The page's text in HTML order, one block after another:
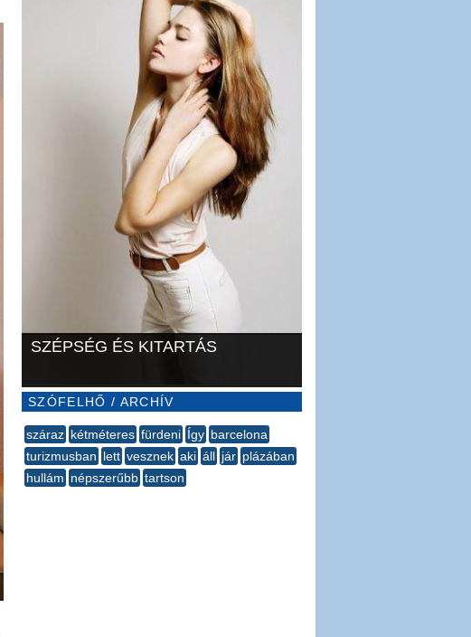
SZÉPSÉG ÉS KITARTÁS
SZÓFELHŐ / ARCHÍV
száraz kétméteres fürdeni Így barcelona
turizmusban lett vesznek aki áll jár plázában
hullám népszerűbb tartson